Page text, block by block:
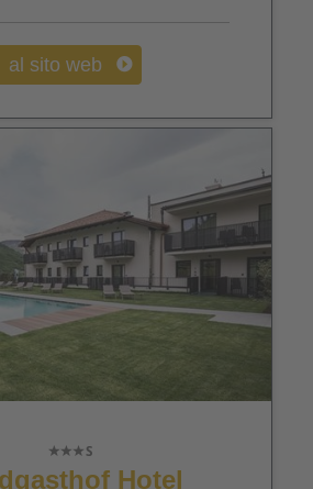
al sito web
Hotel